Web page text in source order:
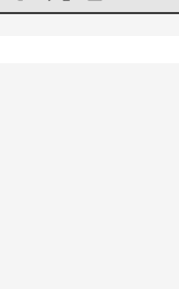
عشر للشباب في أسيزي: